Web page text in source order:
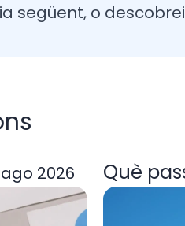
següent, o
quina tarifa de
2026 Què